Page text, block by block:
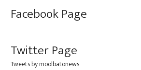
Facebook Page
Twitter Page
Tweets by moolbatonews